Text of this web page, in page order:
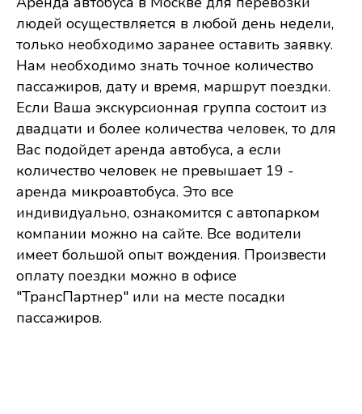
людей осуществляется в любой день недели,
только необходимо заранее оставить заявку.
Нам необходимо знать точное количество
пассажиров, дату и время, маршрут поездки.
Если Ваша экскурсионная группа состоит из
двадцати и более количества человек, то для
Вас подойдет аренда автобуса, а если
количество человек не превышает 19 -
аренда микроавтобуса. Это все
индивидуально, ознакомится с автопарком
компании можно на сайте. Все водители
имеет большой опыт вождения. Произвести
оплату поездки можно в офисе
"ТрансПартнер" или на месте посадки
пассажиров.